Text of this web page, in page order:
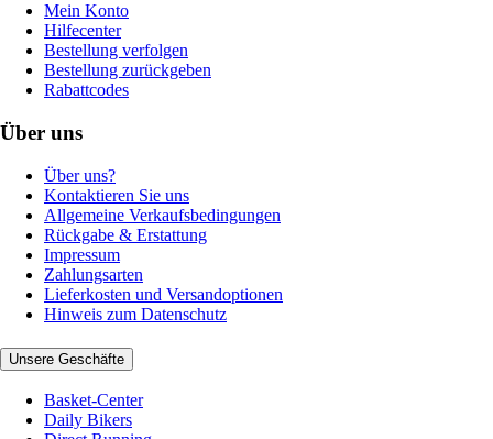
Mein Konto
Hilfecenter
Bestellung verfolgen
Bestellung zurückgeben
Rabattcodes
Über uns
Über uns?
Kontaktieren Sie uns
Allgemeine Verkaufsbedingungen
Rückgabe & Erstattung
Impressum
Zahlungsarten
Lieferkosten und Versandoptionen
Hinweis zum Datenschutz
Unsere Geschäfte
Basket-Center
Daily Bikers